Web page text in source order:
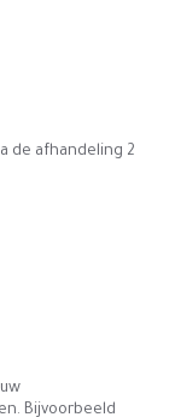
de afhandeling 2
Bijvoorbeeld